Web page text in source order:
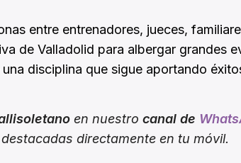
entre entrenadores, jueces,
de Valladolid para albergar grandes
disciplina que sigue aportando
en nuestro canal de
directamente en tu móvil.